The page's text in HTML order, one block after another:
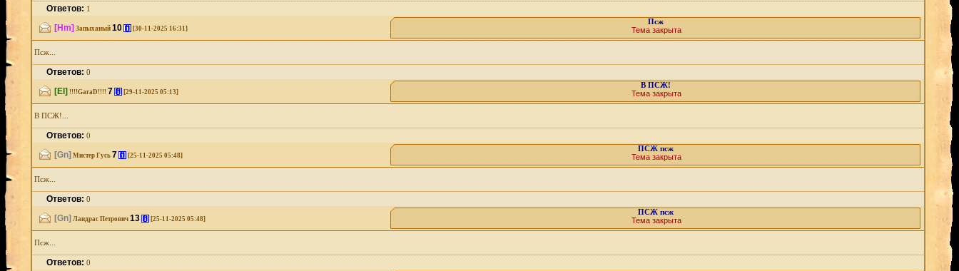
Ответов:1
[Hm] Запыханый 10 [i] [30-11-2025 16:31]
Псж
Тема закрыта
Псж...
Ответов:0
[El] !!!!GaraD!!!! 7 [i] [29-11-2025 05:13]
В ПСЖ!
Тема закрыта
В ПСЖ!...
Ответов:0
[Gn] Мистер Гусь 7 [i] [25-11-2025 05:48]
ПСЖ псж
Тема закрыта
Псж...
Ответов:0
[Gn] Ландрас Петрович 13 [i] [25-11-2025 05:48]
ПСЖ псж
Тема закрыта
Псж...
Ответов:0